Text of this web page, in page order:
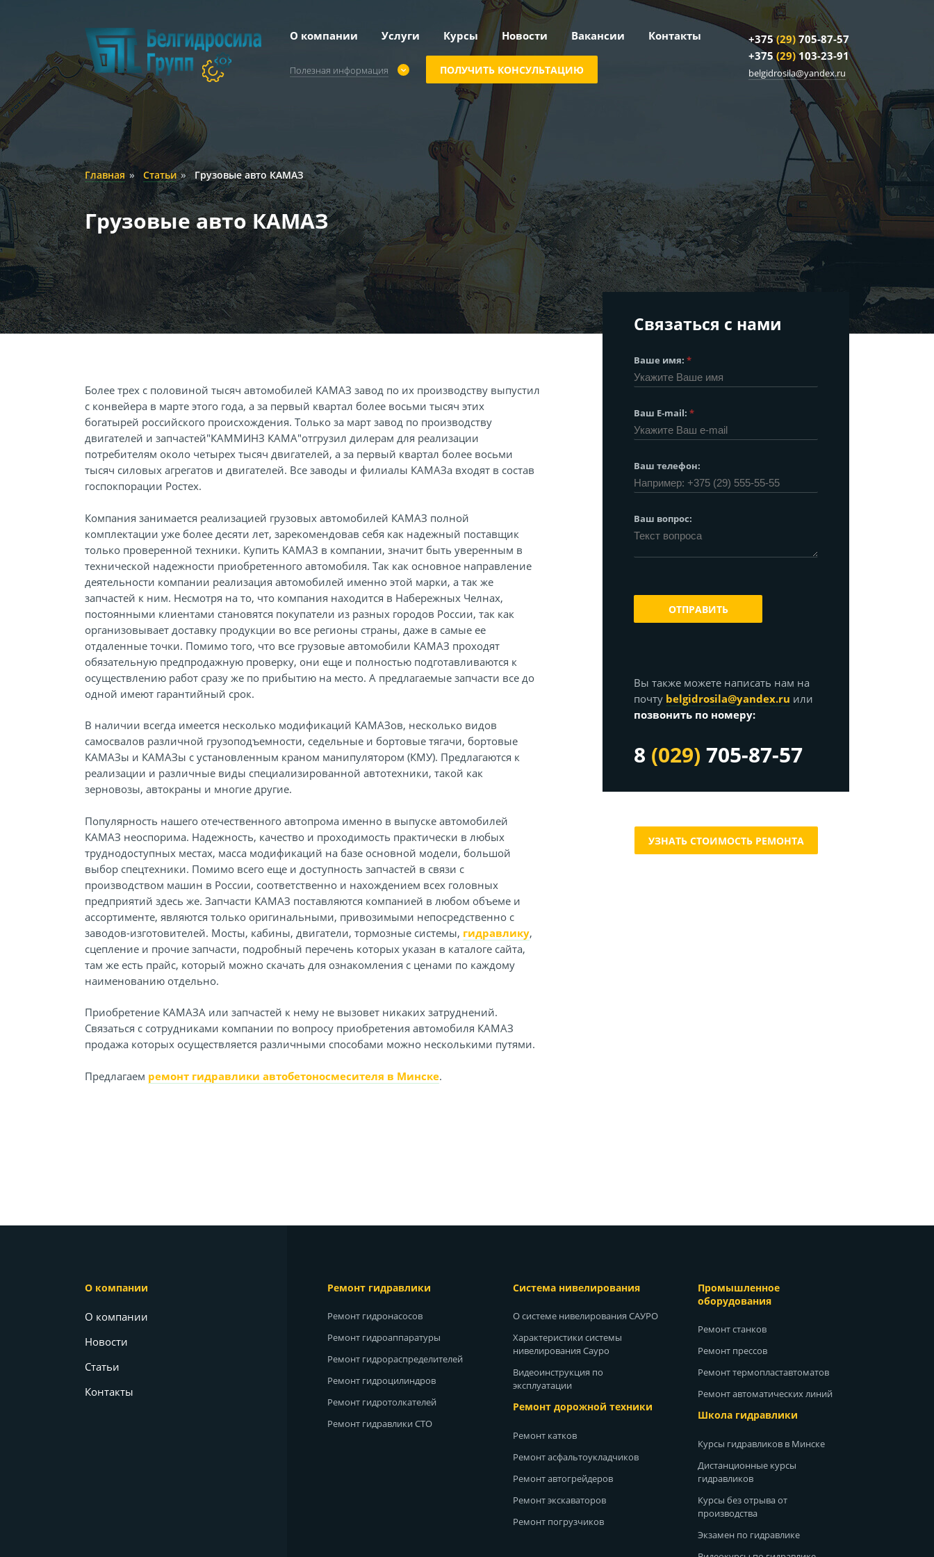
О компании Услуги Курсы Новости Вакансии Контакты
Полезная информация ПОЛУЧИТЬ КОНСУЛЬТАЦИЮ
+375(29)705-87-57
+375(29)103-23-91
belgidrosila@yandex.ru
Главная » Статьи » Грузовые авто КАМАЗ
Грузовые авто КАМАЗ
Более трех с половиной тысяч автомобилей КАМАЗ завод по их производству выпустил
с конвейера в марте этого года, а за первый квартал более восьми тысяч этих
богатырей российского происхождения. Только за март завод по производству
двигателей и запчастей"КАММИНЗ КАМА"отгрузил дилерам для реализации
потребителям около четырех тысяч двигателей, а за первый квартал более восьми
тысяч силовых агрегатов и двигателей. Все заводы и филиалы КАМАЗа входят в состав
госпокпорации Ростех.
Компания занимается реализацией грузовых автомобилей КАМАЗ полной
комплектации уже более десяти лет, зарекомендовав себя как надежный поставщик
только проверенной техники. Купить КАМАЗ в компании, значит быть уверенным в
технической надежности приобретенного автомобиля. Так как основное направление
деятельности компании реализация автомобилей именно этой марки, а так же
запчастей к ним. Несмотря на то, что компания находится в Набережных Челнах,
постоянными клиентами становятся покупатели из разных городов России, так как
организовывает доставку продукции во все регионы страны, даже в самые ее
отдаленные точки. Помимо того, что все грузовые автомобили КАМАЗ проходят
обязательную предпродажную проверку, они еще и полностью подготавливаются к
осуществлению работ сразу же по прибытию на место. А предлагаемые запчасти все до
одной имеют гарантийный срок.
В наличии всегда имеется несколько модификаций КАМАЗов, несколько видов
самосвалов различной грузоподъемности, седельные и бортовые тягачи, бортовые
КАМАЗы и КАМАЗы с установленным краном манипулятором (КМУ). Предлагаются к
реализации и различные виды специализированной автотехники, такой как
зерновозы, автокраны и многие другие.
Популярность нашего отечественного автопрома именно в выпуске автомобилей
КАМАЗ неоспорима. Надежность, качество и проходимость практически в любых
труднодоступных местах, масса модификаций на базе основной модели, большой
выбор спецтехники. Помимо всего еще и доступность запчастей в связи с
производством машин в России, соответственно и нахождением всех головных
предприятий здесь же. Запчасти КАМАЗ поставляются компанией в любом объеме и
ассортименте, являются только оригинальными, привозимыми непосредственно с
заводов-изготовителей. Мосты, кабины, двигатели, тормозные системы, гидравлику,
сцепление и прочие запчасти, подробный перечень которых указан в каталоге сайта,
там же есть прайс, который можно скачать для ознакомления с ценами по каждому
наименованию отдельно.
Приобретение КАМАЗА или запчастей к нему не вызовет никаких затруднений.
Связаться с сотрудниками компании по вопросу приобретения автомобиля КАМАЗ
продажа которых осуществляется различными способами можно несколькими путями.
Предлагаем ремонт гидравлики автобетоносмесителя в Минске.
Связаться с нами
Ваше имя: *
Ваш E-mail: *
Ваш телефон:
Ваш вопрос:
ОТПРАВИТЬ
Вы также можете написать нам на
почту belgidrosila@yandex.ru или
позвонить по номеру:
8 (029) 705-87-57
УЗНАТЬ СТОИМОСТЬ РЕМОНТА
О компании
О компании
Новости
Статьи
Контакты
Ремонт гидравлики
Ремонт гидронасосов
Ремонт гидроаппаратуры
Ремонт гидрораспределителей
Ремонт гидроцилиндров
Ремонт гидротолкателей
Ремонт гидравлики СТО
Система нивелирования
О системе нивелирования САУРО
Характеристики системы
нивелирования Сауро
Видеоинструкция по
эксплуатации
Ремонт дорожной техники
Ремонт катков
Ремонт асфальтоукладчиков
Ремонт автогрейдеров
Ремонт экскаваторов
Ремонт погрузчиков
Промышленное
оборудования
Ремонт станков
Ремонт прессов
Ремонт термопластавтоматов
Ремонт автоматических линий
Школа гидравлики
Курсы гидравликов в Минске
Дистанционные курсы
гидравликов
Курсы без отрыва от
производства
Экзамен по гидравлике